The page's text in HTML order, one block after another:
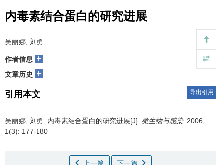
内毒素结合蛋白的研究进展
吴丽娜; 刘勇
作者信息 +
文章历史 +
引用本文 导出引用
吴丽娜; 刘勇. 内毒素结合蛋白的研究进展[J]. 微生物与感染. 2006,
1(3): 177-180
上一篇 下一篇